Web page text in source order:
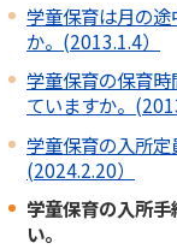
学童保育は月の
か。(2013.1.4）
学童保育の保育
ていますか。
学童保育の入所定
(2024.2.20）
学童保育の入所
い。